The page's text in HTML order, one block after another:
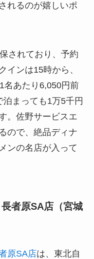
れるのが嬉しいポ
されており、予約
インは15時から、
名あたり6,050円前
まっても1万5千円
。佐野サービスエ
ので、絶品ディナ
ンの名店が入って
者原SA店（宮城
原SA店は、東北自